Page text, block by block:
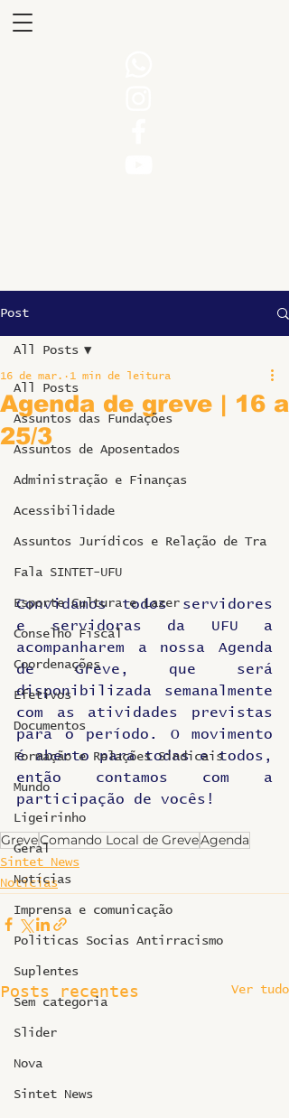
Post
All Posts
Assuntos das Fundações
Assuntos de Aposentados
Administração e Finanças
Acessibilidade
Assuntos Jurídicos e Relação de Tra
Fala SINTET-UFU
Esporte Cultura e Lazer
Conselho Fiscal
Coordenações
Efetivos
Documentos
Formação e Relações Sindicais
Mundo
Ligeirinho
Geral
Notícias
Imprensa e comunicação
Politicas Socias Antirracismo
Suplentes
Sem categoria
Slider
Nova
Sintet News
All Posts
Agenda de greve | 16 a
25/3
16 de mar. 1 min de leitura
Convidamos todos servidores
e servidoras da UFU a
acompanharem a nossa Agenda
de Greve, que será
disponibilizada semanalmente
com as atividades previstas
para o período. O movimento
é aberto para todas e todos,
então contamos com a
participação de vocês!
GreveComando Local de GreveAgenda
Sintet News
Notícias
Posts recentes Ver tudo